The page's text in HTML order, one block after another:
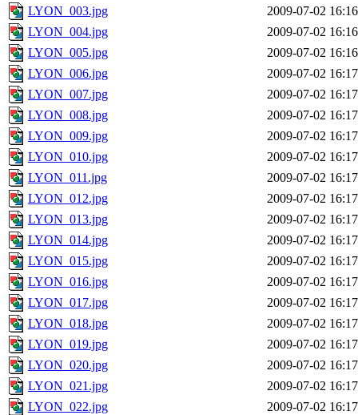
LYON_003.jpg
2009-07-02 16:16
LYON_004.jpg
2009-07-02 16:16
LYON_005.jpg
2009-07-02 16:16
LYON_006.jpg
2009-07-02 16:17
LYON_007.jpg
2009-07-02 16:17
LYON_008.jpg
2009-07-02 16:17
LYON_009.jpg
2009-07-02 16:17
LYON_010.jpg
2009-07-02 16:17
LYON_011.jpg
2009-07-02 16:17
LYON_012.jpg
2009-07-02 16:17
LYON_013.jpg
2009-07-02 16:17
LYON_014.jpg
2009-07-02 16:17
LYON_015.jpg
2009-07-02 16:17
LYON_016.jpg
2009-07-02 16:17
LYON_017.jpg
2009-07-02 16:17
LYON_018.jpg
2009-07-02 16:17
LYON_019.jpg
2009-07-02 16:17
LYON_020.jpg
2009-07-02 16:17
LYON_021.jpg
2009-07-02 16:17
LYON_022.jpg
2009-07-02 16:17